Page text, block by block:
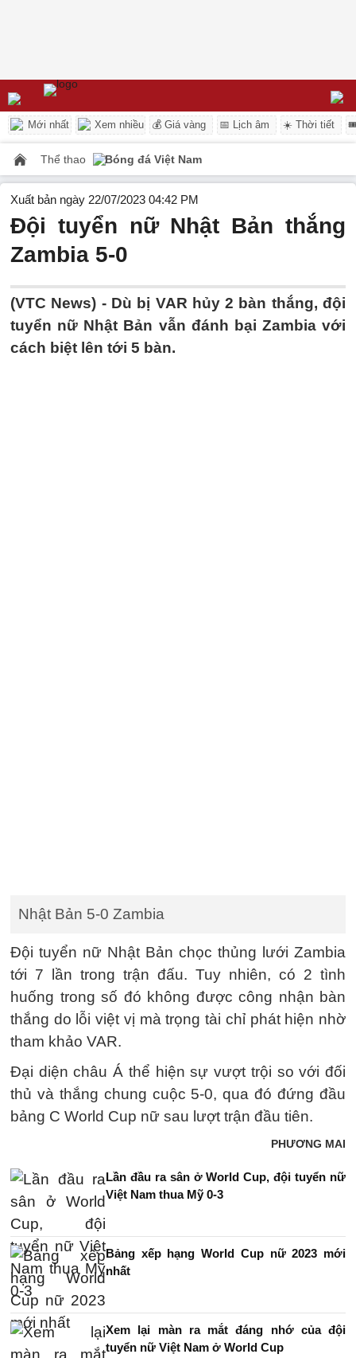
Mới nhất Xem nhiều 💰 Giá vàng 📅 Lịch âm ☀️ Thời tiết
Thể thao Bóng đá Việt Nam
Xuất bản ngày 22/07/2023 04:42 PM
Đội tuyển nữ Nhật Bản thắng
Zambia 5-0
(VTC News) - Dù bị VAR hủy 2 bàn thắng, đội
tuyển nữ Nhật Bản vẫn đánh bại Zambia với
cách biệt lên tới 5 bàn.
Nhật Bản 5-0 Zambia
Đội tuyển nữ Nhật Bản chọc thủng lưới Zambia
tới 7 lần trong trận đấu. Tuy nhiên, có 2 tình
huống trong số đó không được công nhận bàn
thắng do lỗi việt vị mà trọng tài chỉ phát hiện nhờ
tham khảo VAR.
Đại diện châu Á thể hiện sự vượt trội so với đối
thủ và thắng chung cuộc 5-0, qua đó đứng đầu
bảng C World Cup nữ sau lượt trận đầu tiên.
PHƯƠNG MAI
Lần đầu ra sân ở World Cup, đội tuyển nữ
Việt Nam thua Mỹ 0-3
Bảng xếp hạng World Cup nữ 2023 mới
nhất
Xem lại màn ra mắt đáng nhớ của đội
tuyển nữ Việt Nam ở World Cup